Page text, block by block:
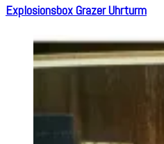
Explosionsbox Grazer Uhrturm